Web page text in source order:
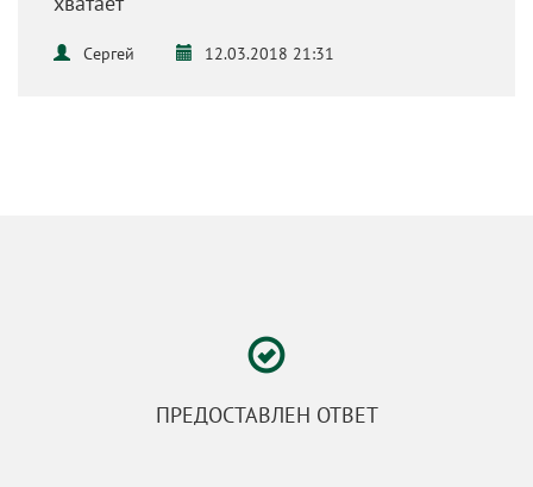
Сергей 12.03.2018 21:31
ПРЕДОСТАВЛЕН ОТВЕТ